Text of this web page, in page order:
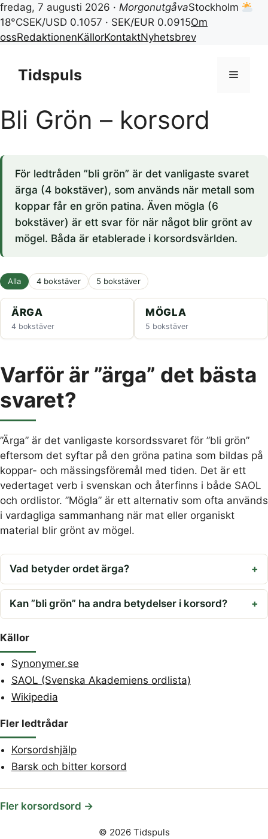
fredag, 7 augusti 2026 · MorgonutgåvaStockholm
18°CSEK/USD 0.1057 · SEK/EUR 0.0915Om
ossRedaktionenKällorKontaktNyhetsbrev
innehållTidspuls Meny
Bli Grön – korsord
För ledtråden ”bli grön” är det vanligaste svaret
ärga (4 bokstäver), som används när metall som
koppar får en grön patina. Även mögla (6
bokstäver) är ett svar för när något blir grönt av
mögel. Båda är etablerade i korsordsvärlden.
Alla 4 bokstäver 5 bokstäver
ÄRGA
4 bokstäver
MÖGLA
5 bokstäver
Varför är ”ärga” det bästa
svaret?
”Ärga” är det vanligaste korsordssvaret för ”bli grön”
eftersom det syftar på den gröna patina som bildas på
koppar- och mässingsföremål med tiden. Det är ett
vedertaget verb i svenskan och återfinns i både SAOL
och ordlistor. ”Mögla” är ett alternativ som ofta används
i vardagliga sammanhang när mat eller organiskt
material blir grönt av mögel.
Vad betyder ordet ärga?
Kan ”bli grön” ha andra betydelser i korsord?
Källor
Synonymer.se
SAOL (Svenska Akademiens ordlista)
Wikipedia
Fler ledtrådar
Korsordshjälp
Barsk och bitter korsord
Fler korsordsord →
© 2026 Tidspuls